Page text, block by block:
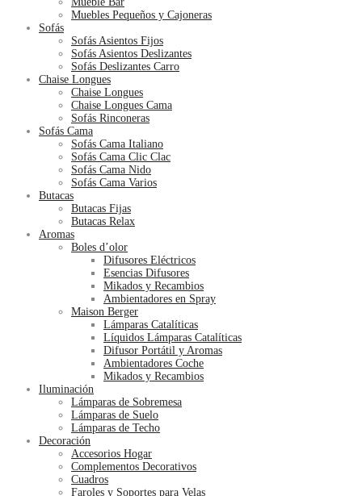
Muebles Pequeños y Cajoneras
Sofás
Sofás Asientos Fijos
Sofás Asientos Deslizantes
Sofás Deslizantes Carro
Chaise Longues
Chaise Longues
Chaise Longues Cama
Sofás Rinconeras
Sofás Cama
Sofás Cama Italiano
Sofás Cama Clic Clac
Sofás Cama Nido
Sofás Cama Varios
Butacas
Butacas Fijas
Butacas Relax
Aromas
Boles d’olor
Difusores Eléctricos
Esencias Difusores
Mikados y Recambios
Ambientadores en Spray
Maison Berger
Lámparas Catalíticas
Líquidos Lámparas Catalíticas
Difusor Portátil y Aromas
Ambientadores Coche
Mikados y Recambios
Iluminación
Lámparas de Sobremesa
Lámparas de Suelo
Lámparas de Techo
Decoración
Accesorios Hogar
Complementos Decorativos
Cuadros
Faroles y Soportes para Velas